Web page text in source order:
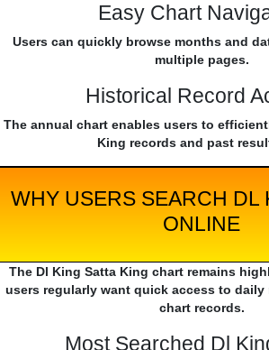
Easy Chart
Users can quickly browse months and
multiple pages.
Historical Record
The annual chart enables users to
King records and past
WHY USERS SEARCH DL
ONLINE
The Dl King Satta King chart remains
users regularly want quick access to
chart records.
Most Searched Dl